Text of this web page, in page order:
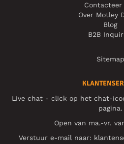
Contacteer
Over Motley
Blog
B2B
Sitemap
Live chat - click op het chat-
pagina.
Open van ma.-vr.
Verstuur e-mail naar: